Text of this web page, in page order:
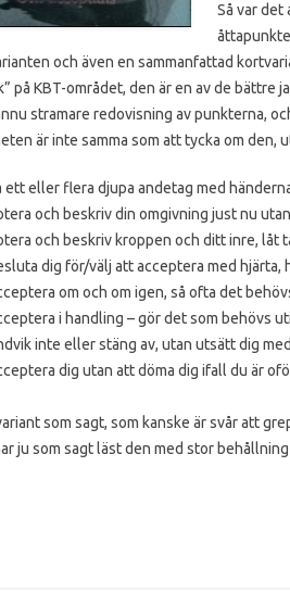
Så var det
och även en sammanfattad
på KBT-området, den är en av de bättre
stramare redovisning av punkterna,
är inte samma som att tycka om
ett eller flera djupa andetag med
och beskriv din omgivning just nu
och beskriv kroppen och ditt inre, låt
dig för/välj att acceptera med hjärta,
om och om igen, så ofta det
i handling – gör det som behövs
inte eller stäng av, utan utsätt dig
dig utan att döma dig ifall du är
som sagt, som kanske är svår att
ju som sagt läst den med stor